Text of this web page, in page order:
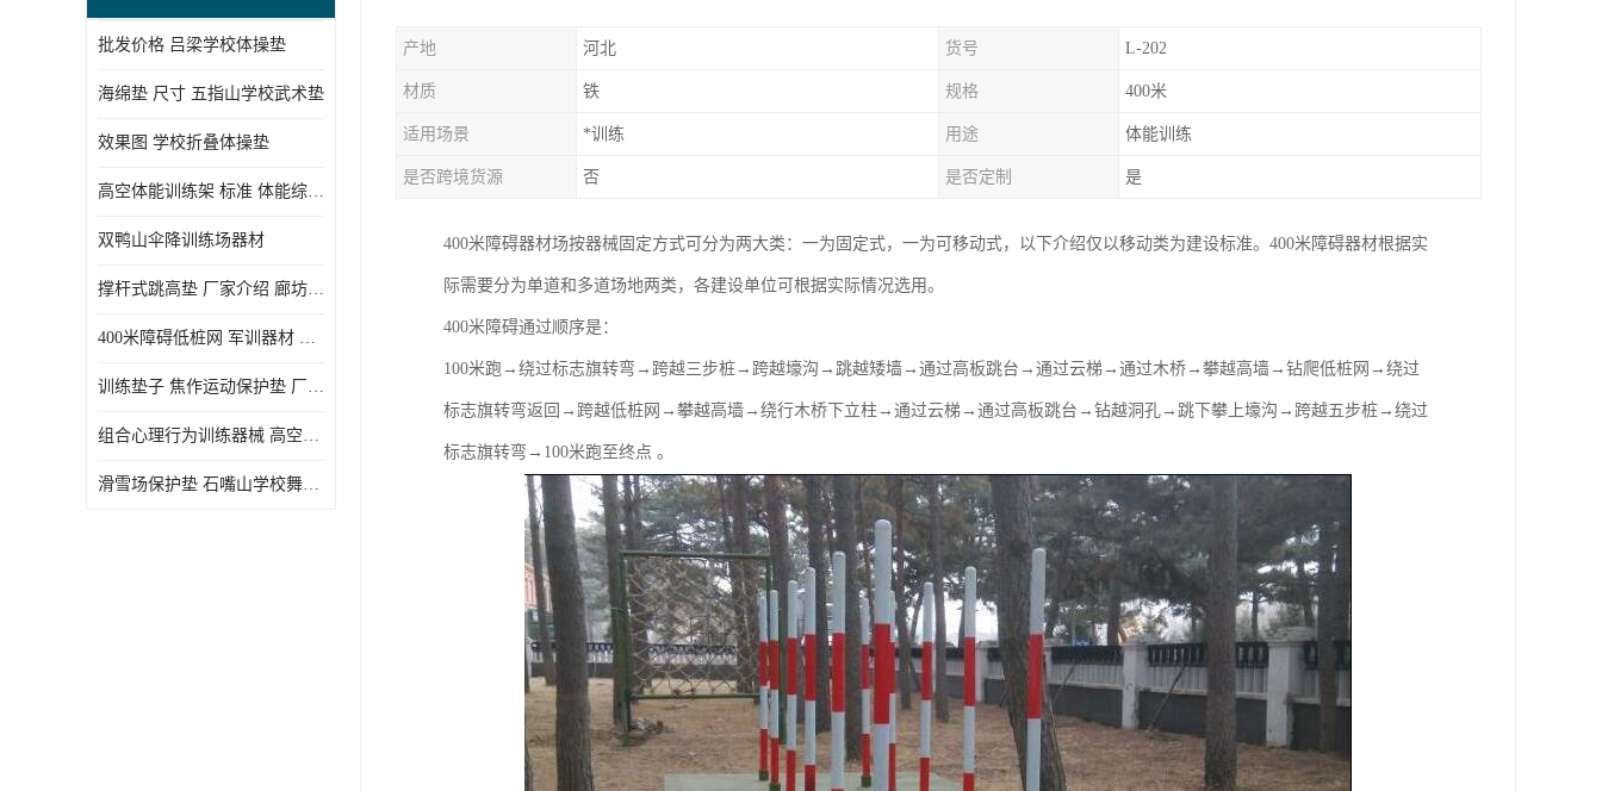
批发价格 吕梁学校体操垫
海绵垫 尺寸 五指山学校武术垫
效果图 学校折叠体操垫
高空体能训练架 标准 体能综合训练架
双鸭山伞降训练场器材
撑杆式跳高垫 厂家介绍 廊坊舞蹈室体操垫
400米障碍低桩网 军训器材 厂家实物图
训练垫子 焦作运动保护垫 厂家销售
组合心理行为训练器械 高空拓展训练架 守信厂家
滑雪场保护垫 石嘴山学校舞蹈垫
产地 河北 货号 L-202
材质 铁 规格 400米
适用场景 *训练 用途 体能训练
是否跨境货源 否 是否定制 是
400米障碍器材场按器械固定方式可分为两大类：一为固定式，一为可移动式，以下介绍仅以移动类为建设标准。400米障碍器材根据实
际需要分为单道和多道场地两类，各建设单位可根据实际情况选用。
400米障碍通过顺序是：
100米跑→绕过标志旗转弯→跨越三步桩→跨越壕沟→跳越矮墙→通过高板跳台→通过云梯→通过木桥→攀越高墙→钻爬低桩网→绕过
标志旗转弯返回→跨越低桩网→攀越高墙→绕行木桥下立柱→通过云梯→通过高板跳台→钻越洞孔→跳下攀上壕沟→跨越五步桩→绕过
标志旗转弯→100米跑至终点 。